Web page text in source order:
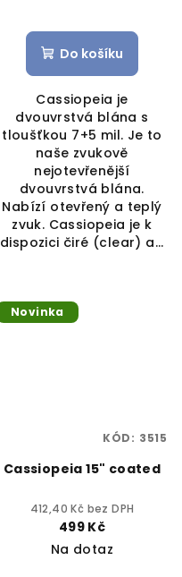
Do košíku
Cassiopeia je
dvouvrstvá blána s
tloušťkou 7+5 mil. Je to
naše zvukově
nejotevřenější
dvouvrstvá blána.
Nabízí otevřený a teplý
zvuk. Cassiopeia je k
dispozici čiré (clear) a...
Novinka
Cassiopeia 15" coated
412,40 Kč bez DPH
499 Kč
Na dotaz
KÓD: 3515